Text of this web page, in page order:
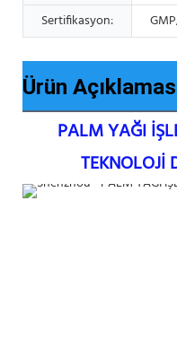
Sertifikasyon:
Ürün
PALM YAĞI